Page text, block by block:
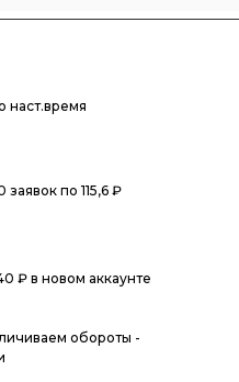
наст.время
по 115,6 ₽
₽ в новом аккаунте
обороты -